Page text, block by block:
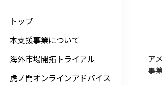
トップ
本支援事業について
海外市場開拓トライアル
虎ノ門オンラインアドバイス
ア
事